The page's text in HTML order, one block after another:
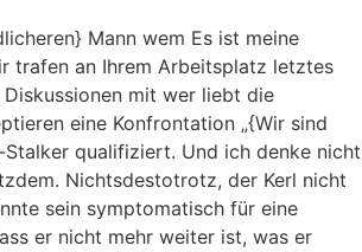
Mann wem Es ist meine
trafen an Ihrem Arbeitsplatz letztes
mit wer liebt die
eine Konfrontation „{Wir sind
qualifiziert. Und ich denke nicht
Nichtsdestotrotz, der Kerl nicht
sein symptomatisch für eine
er nicht mehr weiter ist, was er